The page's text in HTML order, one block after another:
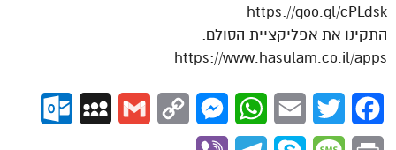
https://goo.gl/cPLdsk
התקינו את אפליקציית הסולם:
https://www.hasulam.co.il/apps
Facebook
Twitter
Email
WhatsApp
Messenger
Copy
Gmail
MySpace